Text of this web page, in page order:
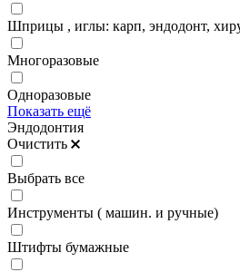
Шприцы , иглы: карп, эндодонт,
Многоразовые
Одноразовые
Показать ещё
Эндодонтия
Очистить
Выбрать все
Инструменты ( машин. и ручные)
Штифты бумажные